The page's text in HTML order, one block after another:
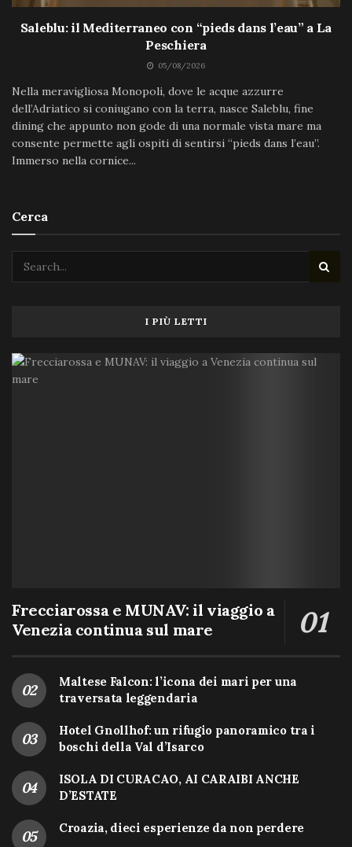
Saleblu: il Mediterraneo con “pieds dans l’eau” a La
Peschiera
05/08/2026
Nella meravigliosa Monopoli, dove le acque azzurre
dell’Adriatico si coniugano con la terra, nasce Saleblu, fine
dining che appunto non gode di una normale vista mare ma
consente permette agli ospiti di sentirsi “pieds dans l’eau”.
Immerso nella cornice...
Cerca
I PIÙ LETTI
Frecciarossa e MUNAV: il viaggio a
Venezia continua sul mare
Maltese Falcon: l’icona dei mari per una
traversata leggendaria
Hotel Gnollhof: un rifugio panoramico tra i
boschi della Val d’Isarco
ISOLA DI CURACAO, AI CARAIBI ANCHE
D’ESTATE
Croazia, dieci esperienze da non perdere